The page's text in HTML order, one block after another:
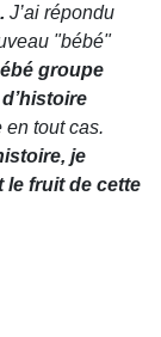
J’ai répondu
"bébé"
groupe
en tout cas.
je
le fruit de cette